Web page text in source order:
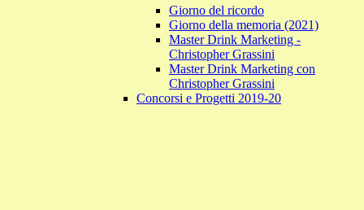
Giorno del ricordo
Giorno della memoria (2021)
Master Drink Marketing -
Christopher Grassini
Master Drink Marketing con
Christopher Grassini
Concorsi e Progetti 2019-20